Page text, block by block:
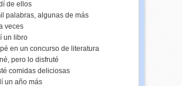
de ellos
palabras, algunas de más
veces
un libro
en un concurso de literatura
pero lo disfruté
comidas deliciosas
un año más